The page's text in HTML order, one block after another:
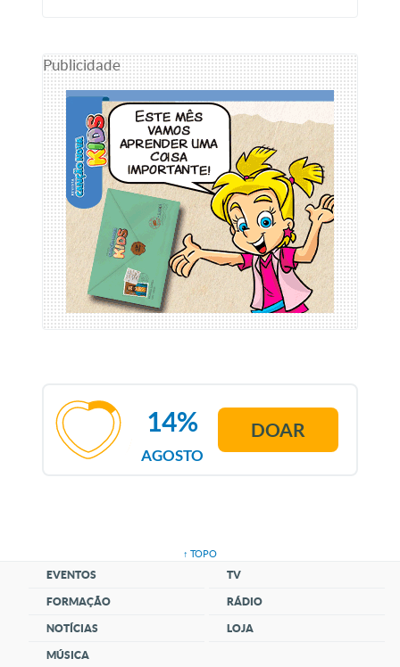
Publicidade
AGOSTO
14% DOAR
↑ TOPO
EVENTOS
FORMAÇÃO
NOTÍCIAS
MÚSICA
TV
RÁDIO
LOJA